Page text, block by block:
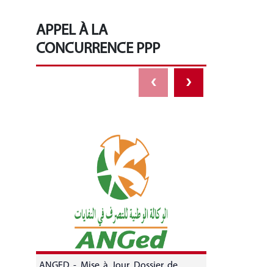
APPEL À LA
CONCURRENCE PPP
‹ ›